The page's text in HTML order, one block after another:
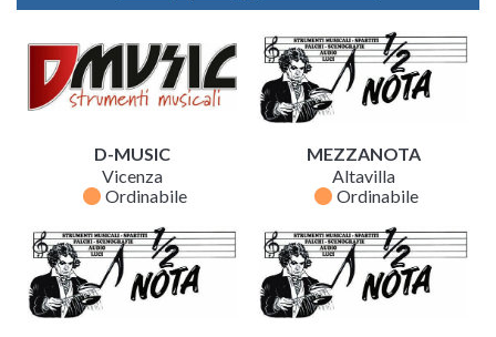
D-MUSIC
Vicenza
fiber_manual_record Ordinabile
MEZZANOTA
Altavilla
fiber_manual_record Ordinabile